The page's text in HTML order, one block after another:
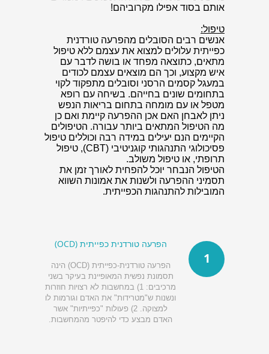
אותם בסוד אפילו מקרוביהם!
טיפול:
אנשים רבים הסובלים מהפרעה טורדנית
כפייתית עלולים למצוא את עצמם ללא טיפול
מתאים, כתוצאה מפחד או בושה לדבר עם
איש מקצוע, וכך הם מוצאים עצמם לכודים
במעגל קסמים הרסני וסובלים מתפקוד לקוי
בתחומים שונים בחייהם. בשיחה עם רופא
מטפל או עם מומחה בתחום בריאות הנפש
ניתן לאבחן האם אכן ההפרעה קיימת ואם כן
מה הטיפול המתאים ביותר עבורה. הטיפולים
הקיימים הנם יעילים במידה רבה וכוללים טיפול
פסיכולוגי התנהגותי קוגניטיבי (CBT), טיפול
תרופתי, או טיפול משולב.
הטיפול הנבחר יוכל להפחית לאורך זמן את
תסמיני ההפרעה ולשנות את אמונות השווא
המובילות להתנהגות הכפייתית.
1
הפרעה טורדנית כפייתית (OCD)
הפרעה טורדנית-כפייתית (OCD) הינה
תסמונת נפשית המאופיינת בעיקר בשני
מרכיבים: 1) במחשבות לא רצויות חוזרות
ונשנות ש"מטרידות" את האדם וגורמות לו
למצוקה. 2) פעולות "כפייתיות" אשר
האדם מבצע כדי להיפטר מהמחשבות.